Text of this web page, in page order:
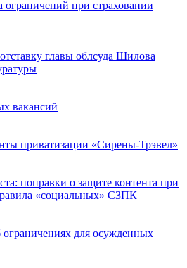
ограничений при страховании
главы облсуда Шилова
вакансий
приватизации «Сирены-Трэвел»
поправки о защите контента при
«социальных» СЗПК
для осужденных